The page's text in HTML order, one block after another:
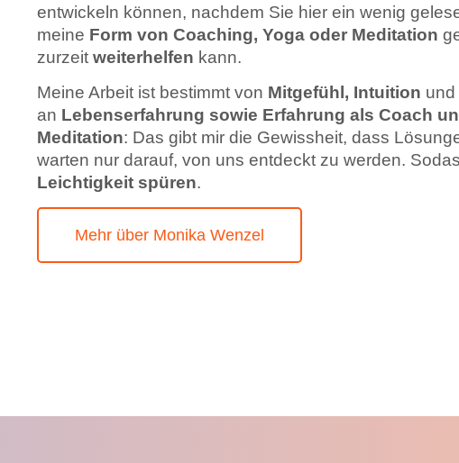
entwickeln können, nachdem Sie hier ein wenig
meine Form von Coaching, Yoga oder Meditation
zurzeit weiterhelfen kann.
Meine Arbeit ist bestimmt von Mitgefühl, Intuition und
an Lebenserfahrung sowie Erfahrung als Coach
Meditation: Das gibt mir die Gewissheit, dass
warten nur darauf, von uns entdeckt zu werden.
Leichtigkeit spüren.
Mehr über Monika Wenzel